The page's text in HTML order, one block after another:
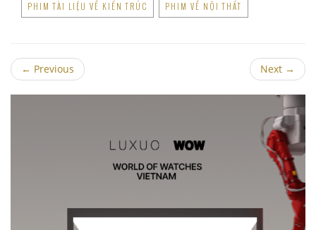
PHIM TÀI LIỆU VỀ KIẾN TRÚC PHIM VỀ NỘI THẤT
← Previous Next →